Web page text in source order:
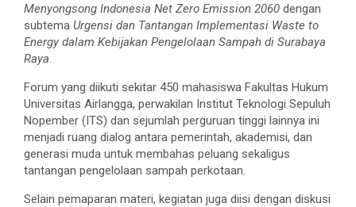
Menyongsong Indonesia Net Zero Emission 2060 dengan
subtema Urgensi dan Tantangan Implementasi Waste to
Energy dalam Kebijakan Pengelolaan Sampah di Surabaya
Raya.
Forum yang diikuti sekitar 450 mahasiswa Fakultas Hukum
Universitas Airlangga, perwakilan Institut Teknologi Sepuluh
Nopember (ITS) dan sejumlah perguruan tinggi lainnya ini
menjadi ruang dialog antara pemerintah, akademisi, dan
generasi muda untuk membahas peluang sekaligus
tantangan pengelolaan sampah perkotaan.
Selain pemaparan materi, kegiatan juga diisi dengan diskusi